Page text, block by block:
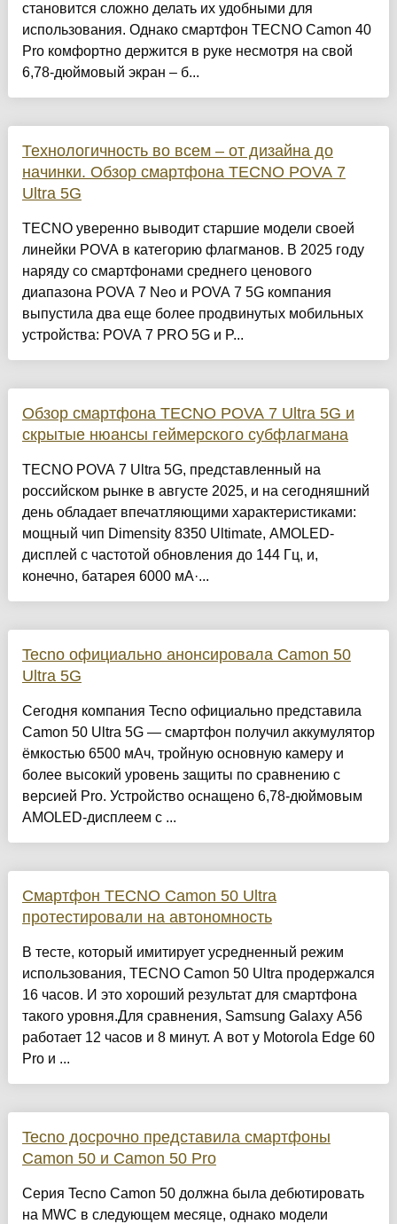
становится сложно делать их удобными для
использования. Однако смартфон TECNO Camon 40
Pro комфортно держится в руке несмотря на свой
6,78-дюймовый экран – б...
Технологичность во всем – от дизайна до
начинки. Обзор смартфона TECNO POVA 7
Ultra 5G
TECNO уверенно выводит старшие модели своей
линейки POVA в категорию флагманов. В 2025 году
наряду со смартфонами среднего ценового
диапазона POVA 7 Neo и POVA 7 5G компания
выпустила два еще более продвинутых мобильных
устройства: POVA 7 PRO 5G и P...
Обзор смартфона TECNO POVA 7 Ultra 5G и
скрытые нюансы геймерского субфлагмана
TECNO POVA 7 Ultra 5G, представленный на
российском рынке в августе 2025, и на сегодняшний
день обладает впечатляющими характеристиками:
мощный чип Dimensity 8350 Ultimate, AMOLED-
дисплей с частотой обновления до 144 Гц, и,
конечно, батарея 6000 мА·...
Tecno официально анонсировала Camon 50
Ultra 5G
Сегодня компания Tecno официально представила
Camon 50 Ultra 5G — смартфон получил аккумулятор
ёмкостью 6500 мАч, тройную основную камеру и
более высокий уровень защиты по сравнению с
версией Pro. Устройство оснащено 6,78-дюймовым
AMOLED-дисплеем с ...
Смартфон TECNO Camon 50 Ultra
протестировали на автономность
В тесте, который имитирует усредненный режим
использования, TECNO Camon 50 Ultra продержался
16 часов. И это хороший результат для смартфона
такого уровня.Для сравнения, Samsung Galaxy A56
работает 12 часов и 8 минут. А вот у Motorola Edge 60
Pro и ...
Tecno досрочно представила смартфоны
Camon 50 и Camon 50 Pro
Серия Tecno Camon 50 должна была дебютировать
на MWC в следующем месяце, однако модели